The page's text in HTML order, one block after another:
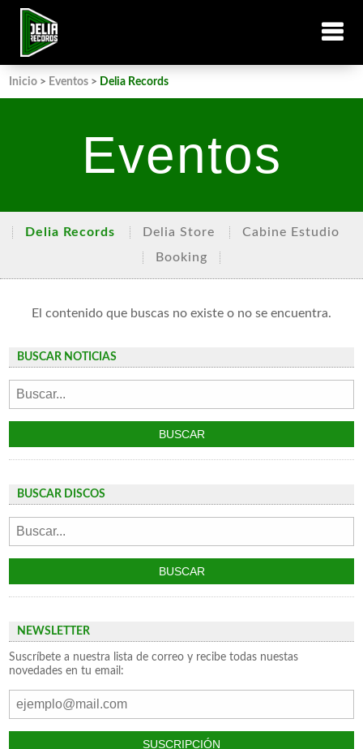
Inicio > Eventos > Delia Records
Eventos
Delia Records Delia Store
Cabine Estudio
Booking
El contenido que buscas no existe o no se encuentra.
BUSCAR NOTICIAS
BUSCAR DISCOS
NEWSLETTER
Suscríbete a nuestra lista de correo y recibe todas nuestas
novedades en tu email: